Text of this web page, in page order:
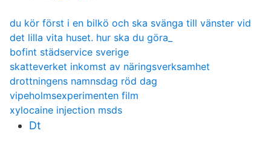
du kör först i en bilkö och ska svänga till vänster vid
det lilla vita huset. hur ska du göra_
bofint städservice sverige
skatteverket inkomst av näringsverksamhet
drottningens namnsdag röd dag
vipeholmsexperimenten film
xylocaine injection msds
Dt